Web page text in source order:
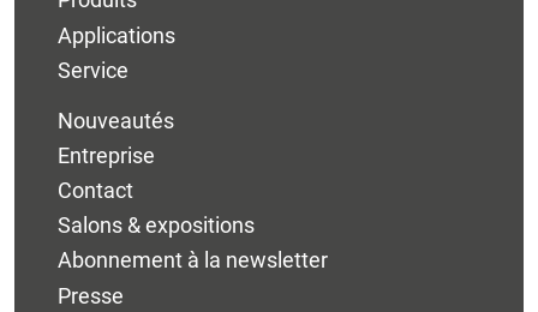
Applications
Service
Nouveautés
Entreprise
Contact
Salons & expositions
Abonnement à la newsletter
Presse